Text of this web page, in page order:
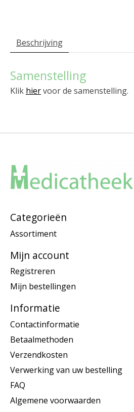
Beschrijving
Samenstelling
Klik hiervoor de samenstelling.
Categorieën
Assortiment
Mijn account
Registreren
Mijn bestellingen
Informatie
Contactinformatie
Betaalmethoden
Verzendkosten
Verwerking van uw bestelling
FAQ
Algemene voorwaarden